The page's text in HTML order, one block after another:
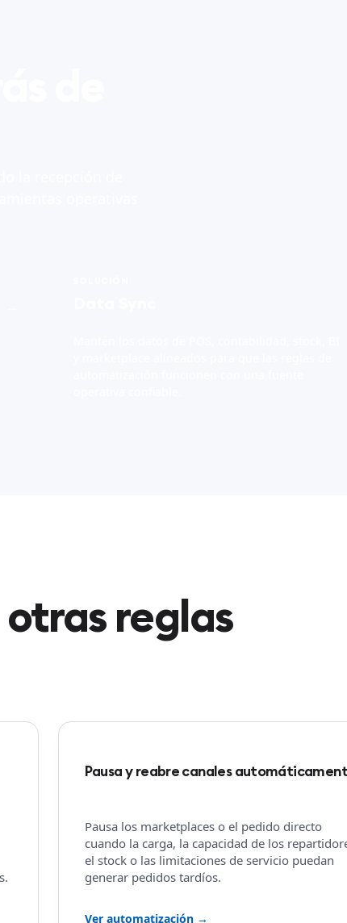
reglas
Pausa y reabre canales
Pausa los marketplaces o el pedido directo
cuando la carga, la capacidad de los
el stock o las limitaciones de servicio puedan
generar pedidos tardíos.
Ver automatización →